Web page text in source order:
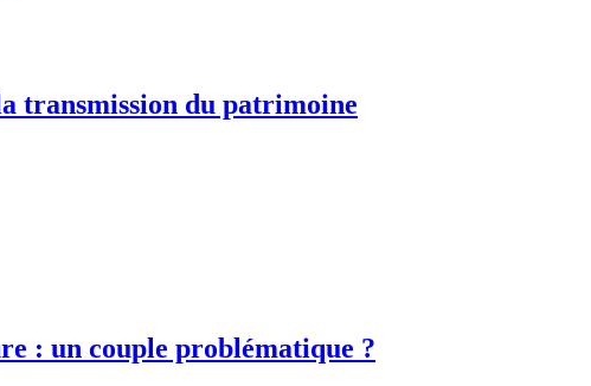
transmission du patrimoine
: un couple problématique ?